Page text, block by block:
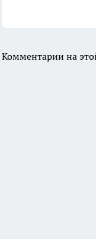
Комментарии на